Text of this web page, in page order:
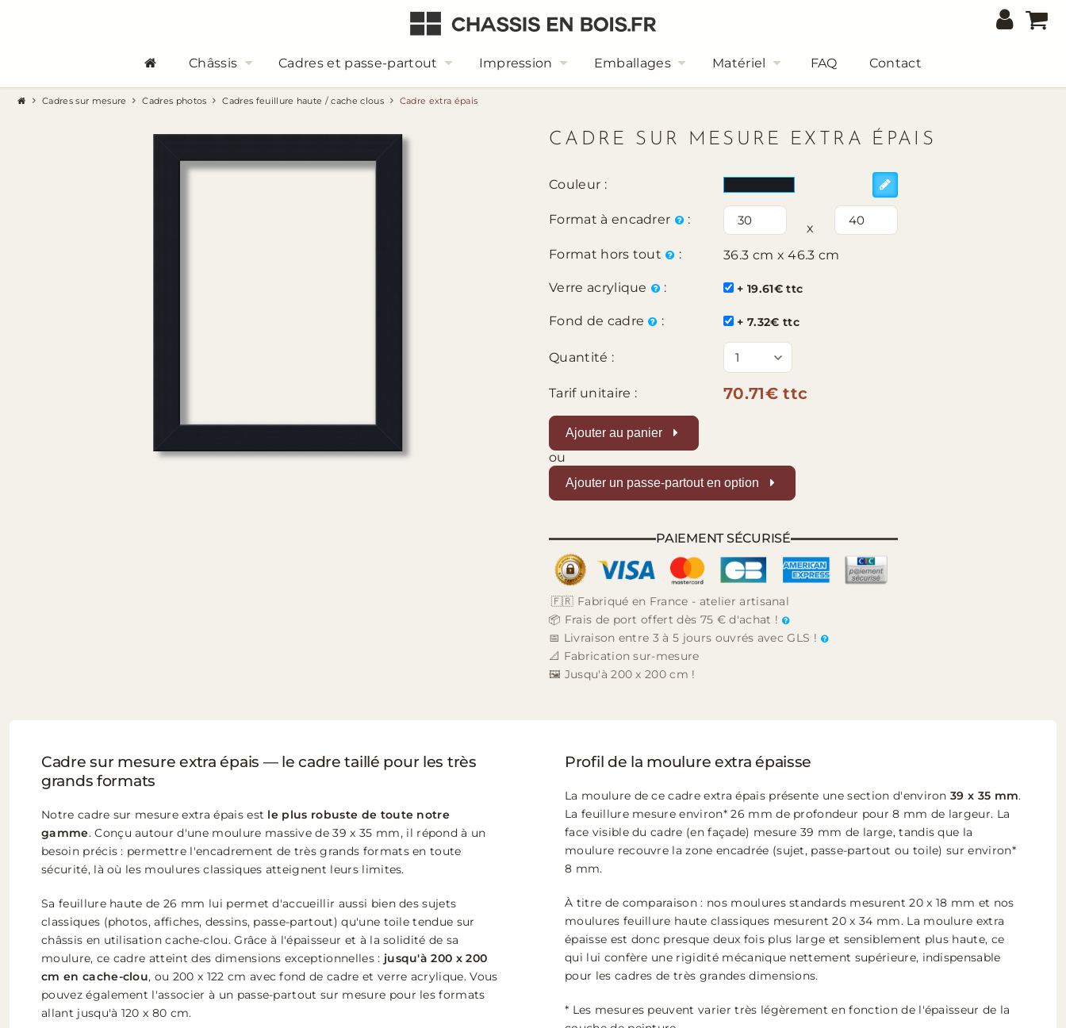
Cadres sur mesure Cadres photos Cadres feuillure haute / cache clous Cadre extra épais
Châssis Cadres et passe-partout Impression Emballages Matériel FAQ Contact
CADRE SUR MESURE EXTRA ÉPAIS
Couleur :
Format à encadrer :
x
Format hors tout
: 36.3 cm x 46.3 cm
Verre acrylique : + 19.61€ ttc
Fond de cadre : + 7.32€ ttc
Quantité :
Tarif unitaire : 70.71€ ttc
Ajouter au panier
ou
Ajouter un passe-partout en option
PAIEMENT SÉCURISÉ
🇫🇷 Fabriqué en France - atelier artisanal
📦 Frais de port offert dès 75 € d'achat !
📅 Livraison entre 3 à 5 jours ouvrés avec GLS !
📐 Fabrication sur-mesure
🖼️ Jusqu'à 200 x 200 cm !
Cadre sur mesure extra épais — le cadre taillé pour les très
grands formats
Notre cadre sur mesure extra épais est le plus robuste de toute notre
gamme. Conçu autour d'une moulure massive de 39 x 35 mm, il répond à un
besoin précis : permettre l'encadrement de très grands formats en toute
sécurité, là où les moulures classiques atteignent leurs limites.
Sa feuillure haute de 26 mm lui permet d'accueillir aussi bien des sujets
classiques (photos, affiches, dessins, passe-partout) qu'une toile tendue sur
châssis en utilisation cache-clou. Grâce à l'épaisseur et à la solidité de sa
moulure, ce cadre atteint des dimensions exceptionnelles : jusqu'à 200 x 200
cm en cache-clou, ou 200 x 122 cm avec fond de cadre et verre acrylique. Vous
pouvez également l'associer à un passe-partout sur mesure pour les formats
allant jusqu'à 120 x 80 cm.
Profil de la moulure extra épaisse
La moulure de ce cadre extra épais présente une section d'environ39 x 35 mm.
La feuillure mesure environ* 26 mm de profondeur pour 8 mm de largeur. La
face visible du cadre (en façade) mesure 39 mm de large, tandis que la
moulure recouvre la zone encadrée (sujet, passe-partout ou toile) sur environ*
8 mm.
À titre de comparaison : nos moulures standards mesurent 20 x 18 mm et nos
moulures feuillure haute classiques mesurent 20 x 34 mm. La moulure extra
épaisse est donc presque deux fois plus large et sensiblement plus haute, ce
qui lui confère une rigidité mécanique nettement supérieure, indispensable
pour les cadres de très grandes dimensions.
* Les mesures peuvent varier très légèrement en fonction de l'épaisseur de la